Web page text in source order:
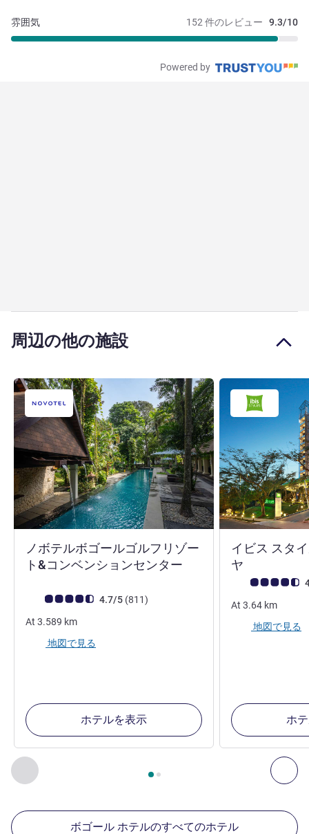
152 件のレビュー 9.3/10
雰囲気
Powered by
周辺の他の施設
前に戻る - 周辺の他の施設 次
2ページ中 , 周辺の他の施設 1 :, 周辺の他の施設 2
ノボテルボゴールゴルフリゾー
ト&コンベンションセンター
お客さまの声 (確認済みレビュー アコーホテルズ)
4.7/5 (811件のレビュー
)
At 3.589 km
地図で見る
ホテルを表示
イビス スタ
ヤ
お客さまの声 (
At 3.64 km
地図で見る
ホ
ボゴール ホテルのすべてのホテル